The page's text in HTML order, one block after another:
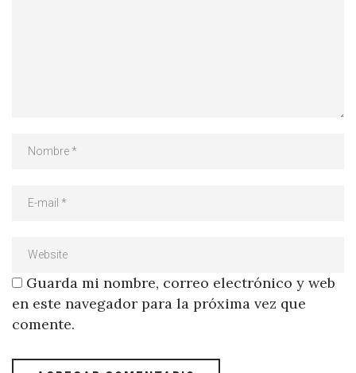
Guarda mi nombre, correo electrónico y web
en este navegador para la próxima vez que
comente.